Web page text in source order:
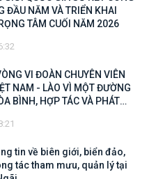
ĐẦU NĂM VÀ TRIỂN KHAI
TÂM CUỐI NĂM 2026
VI ĐOÀN CHUYÊN VIÊN
NAM - LÀO VÌ MỘT ĐƯỜNG
BÌNH, HỢP TÁC VÀ PHÁT
tin về biên giới, biển đảo,
tác tham mưu, quản lý tại